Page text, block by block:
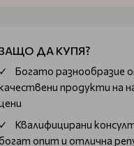
ДА КУПЯ?
Богатo разнообразие
продукти на
Квалифицирани
опит и отлична